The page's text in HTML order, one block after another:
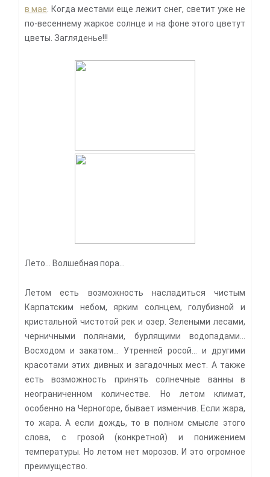
в мае . Когда местами еще лежит снег, светит уже не
по-весеннему жаркое солнце и на фоне этого цветут
цветы. Загляденье!!!
Лето… Волшебная пора…
Летом есть возможность насладиться чистым
Карпатским небом, ярким солнцем, голубизной и
кристальной чистотой рек и озер. Зелеными лесами,
черничными полянами, бурлящими водопадами…
Восходом и закатом… Утренней росой… и другими
красотами этих дивных и загадочных мест. А также
есть возможность принять солнечные ванны в
неограниченном количестве. Но летом климат,
особенно на Черногоре, бывает изменчив. Если жара,
то жара. А если дождь, то в полном смысле этого
слова, с грозой (конкретной) и понижением
температуры. Но летом нет морозов. И это огромное
преимущество.